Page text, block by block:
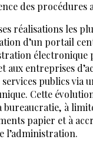
des procédures
réalisations les
d’un portail
électronique
aux entreprises
publics via
Cette
bureaucratie, à
papier et à
l’administration.